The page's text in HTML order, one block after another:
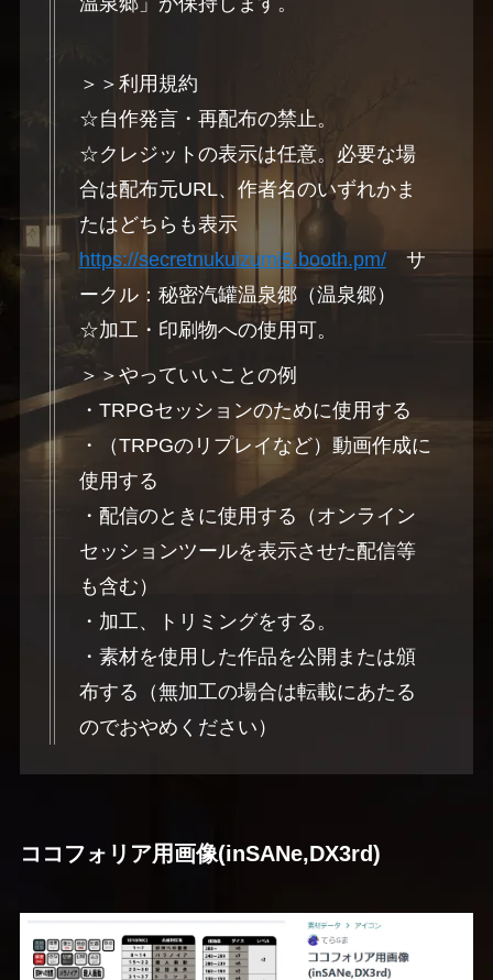
＞＞利用規約
☆自作発言・再配布の禁止。
☆クレジットの表示は任意。必要な場
合は配布元URL、作者名のいずれかま
たはどちらも表示
https://secretnukuizumi5.booth.pm/サ
ークル：秘密汽罐温泉郷（温泉郷）
☆加工・印刷物への使用可。
＞＞やっていいことの例
・TRPGセッションのために使用する
・（TRPGのリプレイなど）動画作成に
使用する
・配信のときに使用する（オンライン
セッションツールを表示させた配信等
も含む）
・加工、トリミングをする。
・素材を使用した作品を公開または頒
布する（無加工の場合は転載にあたる
のでおやめください）
ココフォリア用画像(inSANe,DX3rd)